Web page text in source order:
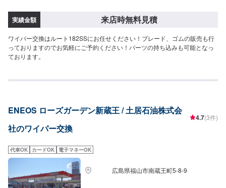
実績金額 来店時無料見積
ワイパー交換はルート182SSにお任せください！ブレード、ゴムの販売も行
っておりますのでお気軽にご予約ください！パーツの持ち込みも可能となっ
ております。
ENEOS ローズガーデン新蔵王 / 土居石油株式会
社のワイパー交換
4.7(3件)
代車OK カードOK 電子マネーOK
広島県福山市南蔵王町5-8-9